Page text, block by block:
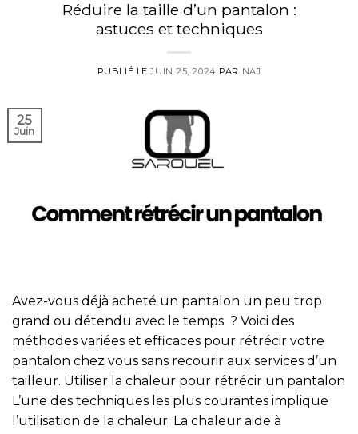
Réduire la taille d’un pantalon :
astuces et techniques
PUBLIÉ LEJUIN 25, 2024 PAR NAJ
25
Juin
Avez-vous déjà acheté un pantalon un peu trop
grand ou détendu avec le temps ? Voici des
méthodes variées et efficaces pour rétrécir votre
pantalon chez vous sans recourir aux services d’un
tailleur. Utiliser la chaleur pour rétrécir un pantalon
L’une des techniques les plus courantes implique
l’utilisation de la chaleur. La chaleur aide à